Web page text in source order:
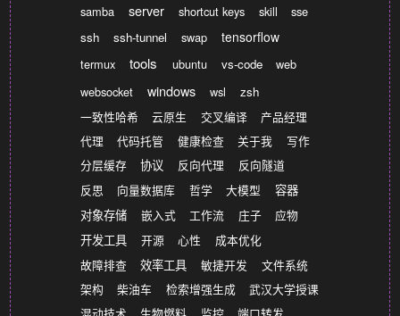
samba server shortcut keys skill
sse
ssh
ssh-tunnel swap tensorflow
termux tools ubuntu vs-code
web
websocket
windows wsl
zsh
一致性哈希
云原生 交叉编译
产品经理
代理
代码托管 健康检查 关于我
写作
分层缓存
协议 反向代理
反向隧道
反思
向量数据库 哲学 大模型
容器
对象存储
嵌入式 工作流 庄子
应物
开发工具
开源 心性
成本优化
故障排查
效率工具 敏捷开发
文件系统
架构
柴油车 检索增强生成
武汉大学授课